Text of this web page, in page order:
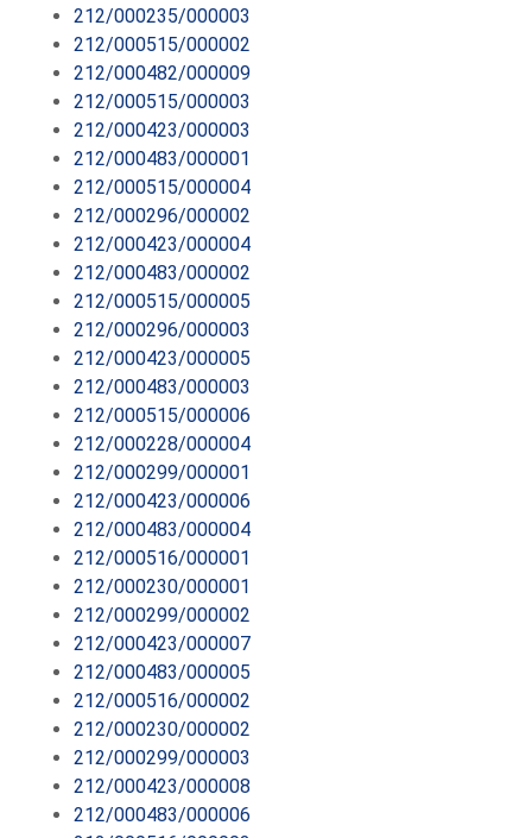
212/000235/000003
212/000515/000002
212/000482/000009
212/000515/000003
212/000423/000003
212/000483/000001
212/000515/000004
212/000296/000002
212/000423/000004
212/000483/000002
212/000515/000005
212/000296/000003
212/000423/000005
212/000483/000003
212/000515/000006
212/000228/000004
212/000299/000001
212/000423/000006
212/000483/000004
212/000516/000001
212/000230/000001
212/000299/000002
212/000423/000007
212/000483/000005
212/000516/000002
212/000230/000002
212/000299/000003
212/000423/000008
212/000483/000006